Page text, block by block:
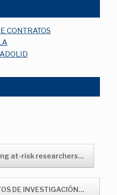
CONTRATOS
at-risk researchers…
DE INVESTIGACIÓN…